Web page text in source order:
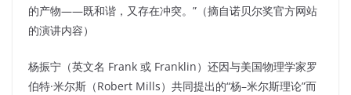
的产物——既和谐，又存在冲突。”（摘自诺贝尔奖官方网站
的演讲内容）
杨振宁（英文名 Frank 或 Franklin）还因与美国物理学家罗
伯特·米尔斯（Robert Mills）共同提出的“杨–米尔斯理论”而